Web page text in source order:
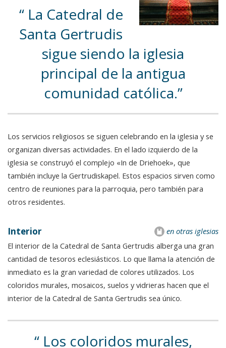
La Catedral de
Santa Gertrudis
sigue siendo la iglesia
principal de la antigua
comunidad católica.
Los servicios religiosos se siguen celebrando en la iglesia y se
organizan diversas actividades. En el lado izquierdo de la
iglesia se construyó el complejo «In de Driehoek», que
también incluye la Gertrudiskapel. Estos espacios sirven como
centro de reuniones para la parroquia, pero también para
otros residentes.
en otras iglesias
Interior
El interior de la Catedral de Santa Gertrudis alberga una gran
cantidad de tesoros eclesiásticos. Lo que llama la atención de
inmediato es la gran variedad de colores utilizados. Los
coloridos murales, mosaicos, suelos y vidrieras hacen que el
interior de la Catedral de Santa Gertrudis sea único.
Los coloridos murales,